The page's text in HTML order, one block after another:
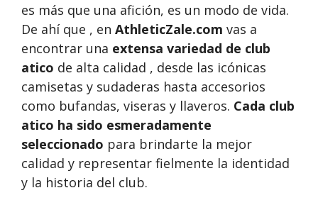
es más que una afición, es un modo de vida.
De ahí que , en AthleticZale.com vas a
encontrar una extensa variedad de club
atico de alta calidad , desde las icónicas
camisetas y sudaderas hasta accesorios
como bufandas, viseras y llaveros. Cada club
atico ha sido esmeradamente
seleccionado para brindarte la mejor
calidad y representar fielmente la identidad
y la historia del club.